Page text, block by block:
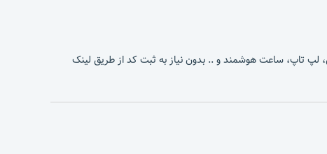
لپ تاپ، ساعت هوشمند و .. بدون نیاز به ثبت کد از طریق لینک